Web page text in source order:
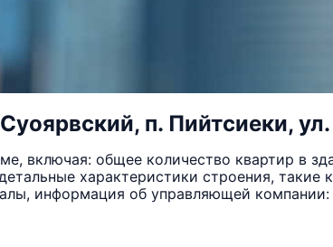
п. Пийтсиеки,
включая: общее количество квартир в
характеристики строения, такие
информация об управляющей компании: